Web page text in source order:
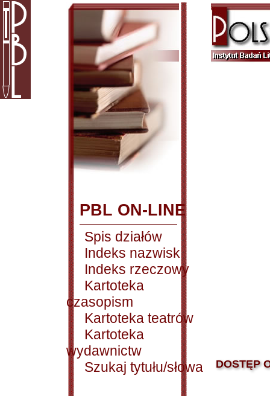
PBL ON-LINE
Spis działów
Indeks nazwisk
Indeks rzeczowy
Kartoteka
czasopism
Kartoteka teatrów
Kartoteka
wydawnictw
Szukaj tytułu/słowa
DOSTĘP